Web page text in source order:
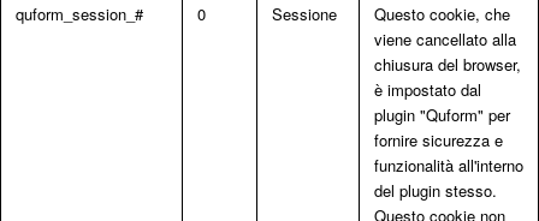
quform_session_# 0 Sessione
Questo cookie, che
viene cancellato alla
chiusura del browser,
è impostato dal
plugin "Quform" per
fornire sicurezza e
funzionalità all'interno
del plugin stesso.
Questo cookie non